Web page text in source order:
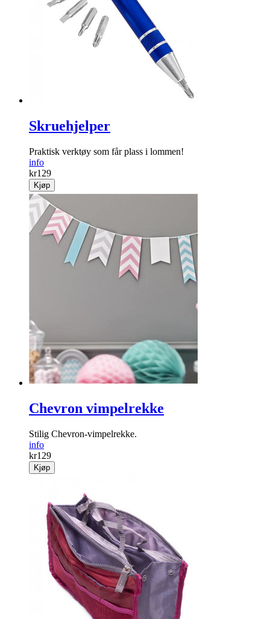
Skruehjelper
Praktisk verktøy som får plass i lommen!
info
kr129
Kjøp
Chevron vimpelrekke
Stilig Chevron-vimpelrekke.
info
kr129
Kjøp